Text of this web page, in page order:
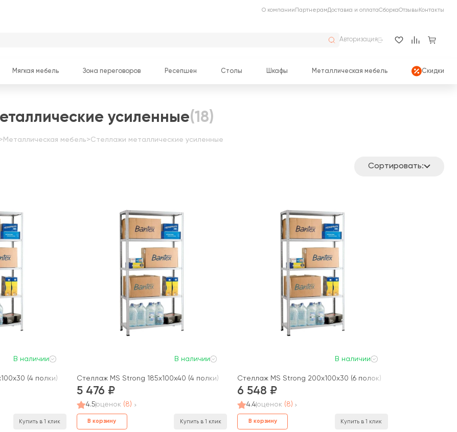
О компании ПартнерамДоставка и оплатаСборкаОтзывы Контакты
Авторизация
Мягкая мебель Зона переговоров Ресепшен Столы Шкафы Металлическая мебель Скидки
усиленные(18)
> Металлическая мебель>Стеллажи металлические усиленные
Сортировать:
В наличии
(4 полки)
Купить в 1 клик
В наличии
Стеллаж MS Strong 185x100x40 (4 полки)
5 476
4.5оценок (8)
В корзину Купить в 1 клик
В наличии
Стеллаж MS Strong 200x100x30 (6 полок)
6 548
4.4оценок (8)
В корзину Купить в 1 клик